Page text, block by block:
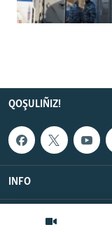
QOŞULIÑIZ!
INFO